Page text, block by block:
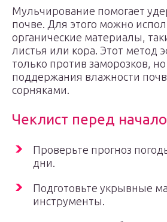
Мульчирование помогает
почве. Для этого можно
органические материалы,
листья или кора. Этот метод
только против заморозков,
поддержания влажности
сорняками.
Чеклист перед
Проверьте прогноз
дни.
Подготовьте укрывные
инструменты.